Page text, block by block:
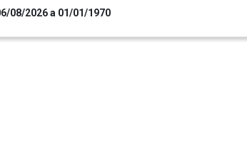
08/2026 a 01/01/1970